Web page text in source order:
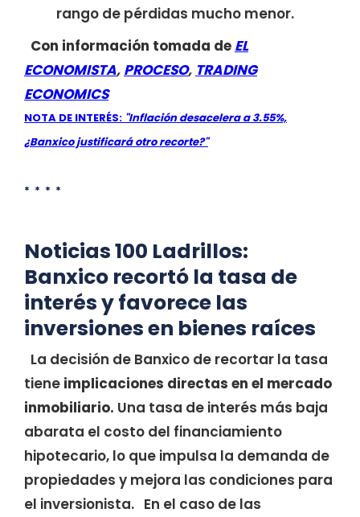
rango de pérdidas mucho menor.
Con información tomada de EL
ECONOMISTA, PROCESO, TRADING
ECONOMICS
NOTA DE INTERÉS: "Inflación desacelera a 3.55%,
¿Banxico justificará otro recorte?"
* * * *
Noticias 100 Ladrillos:
Banxico recortó la tasa de
interés y favorece las
inversiones en bienes raíces
La decisión de Banxico de recortar la tasa
tiene implicaciones directas en el mercado
inmobiliario. Una tasa de interés más baja
abarata el costo del financiamiento
hipotecario, lo que impulsa la demanda de
propiedades y mejora las condiciones para
el inversionista. En el caso de las